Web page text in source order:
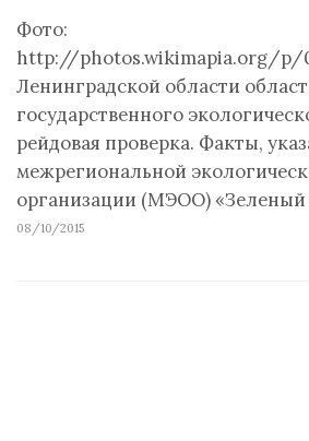
Фото:
http://photos.wikimapia.org/
Ленинградской области
государственного
рейдовая проверка. Факты,
межрегиональной
организации (МЭОО)
08/10/2015